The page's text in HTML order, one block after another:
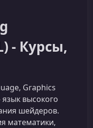
- Курсы,
Graphics
высокого
шейдеров.
математики,